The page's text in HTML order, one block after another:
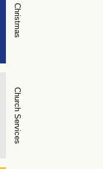
Christmas
Church Services